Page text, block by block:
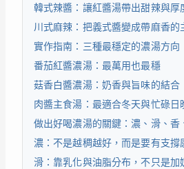
韓式辣醬：讓紅醬湯帶出甜辣與厚
川式麻辣：把義式醬變成帶麻香的
實作指南：三種最穩定的濃湯方向
番茄紅醬濃湯：最萬用也最穩
菇香白醬濃湯：奶香與旨味的結合
肉醬主食湯：最適合冬天與忙碌日
做出好喝濃湯的關鍵：濃、滑、香
濃：不是越稠越好，而是要有支撐
滑：靠乳化與油脂分布，不只是加